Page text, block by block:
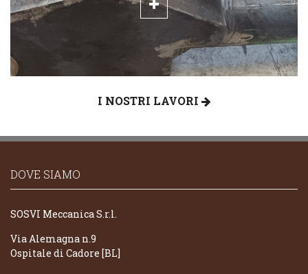
I NOSTRI LAVORI
DOVE SIAMO
SOSVI Meccanica S.r.l.
Via Alemagna n.9
Ospitale di Cadore [BL]